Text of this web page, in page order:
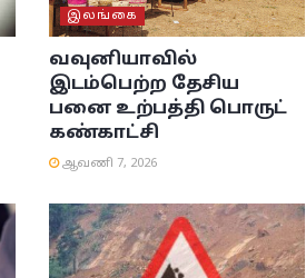
இலங்கை
வவுனியாவில்
இடம்பெற்ற தேசிய
பனை உற்பத்தி பொருட்
கண்காட்சி
ஆவணி 7, 2026